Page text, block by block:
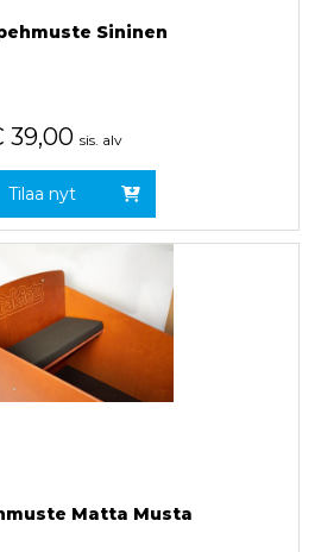
Sininen
39,00 sis. alv
Tilaa nyt
Matta Musta